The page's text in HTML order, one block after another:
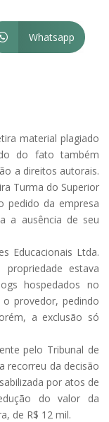
Whatsapp
material plagiado
do fato também
a direitos autorais.
Turma do Superior
pedido da empresa
a ausência de seu
Educacionais Ltda.
estava
hospedados no
provedor, pedindo
a exclusão só
pelo Tribunal de
recorreu da decisão
por atos de
do valor da
de R$ 12 mil.